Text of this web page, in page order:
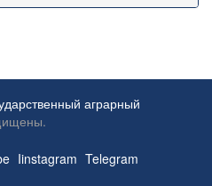
аграрный
Iinstagram Telegram